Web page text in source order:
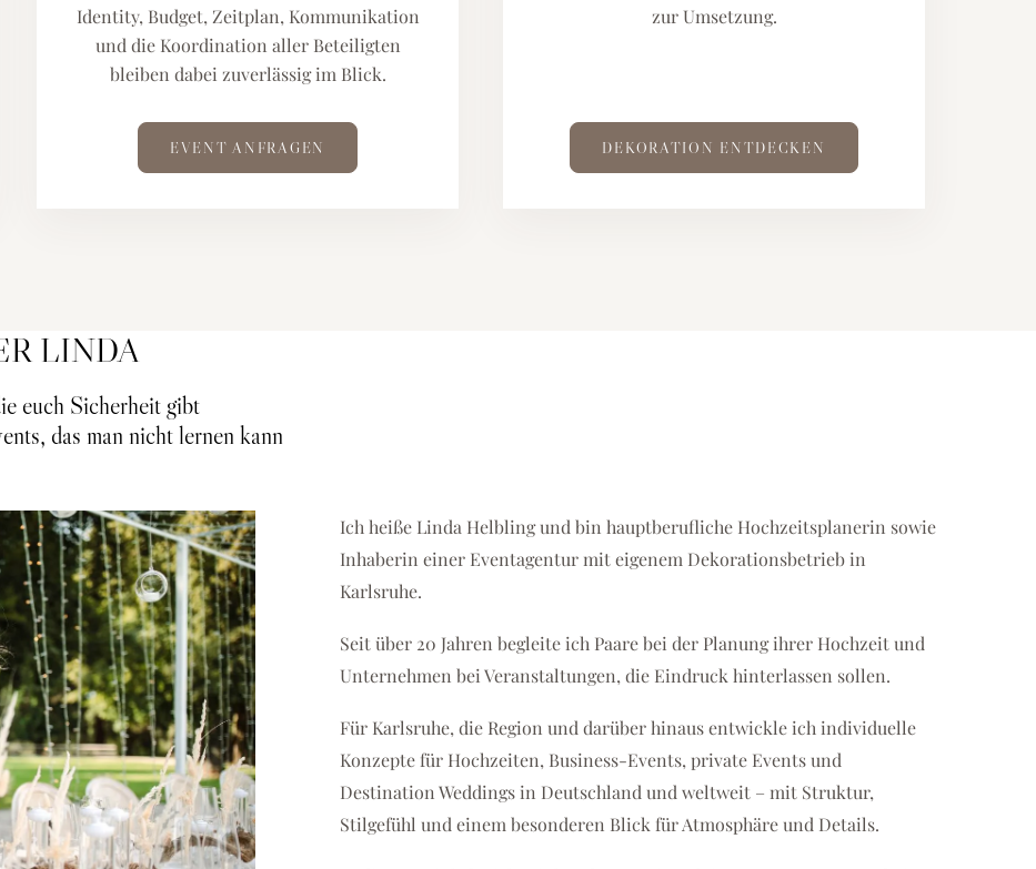
Identity, Budget, Zeitplan, Kommunikation
und die Koordination aller Beteiligten
bleiben dabei zuverlässig im Blick.
EVENT ANFRAGEN
zur Umsetzung.
DEKORATION ENTDECKEN
LINDA
euch Sicherheit gibt
das man nicht lernen kann
Ich heiße Linda Helbling und bin hauptberufliche Hochzeitsplanerin sowie
Inhaberin einer Eventagentur mit eigenem Dekorationsbetrieb in
Karlsruhe.
Seit über 20 Jahren begleite ich Paare bei der Planung ihrer Hochzeit und
Unternehmen bei Veranstaltungen, die Eindruck hinterlassen sollen.
Für Karlsruhe, die Region und darüber hinaus entwickle ich individuelle
Konzepte für Hochzeiten, Business-Events, private Events und
Destination Weddings in Deutschland und weltweit – mit Struktur,
Stilgefühl und einem besonderen Blick für Atmosphäre und Details.